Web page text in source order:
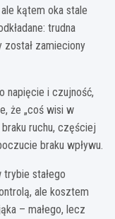
kątem oka stale
trudna
zamieciony
napięcie i czujność,
że „coś wisi w
ruchu, częściej
braku wpływu.
stałego
ale kosztem
– małego, lecz